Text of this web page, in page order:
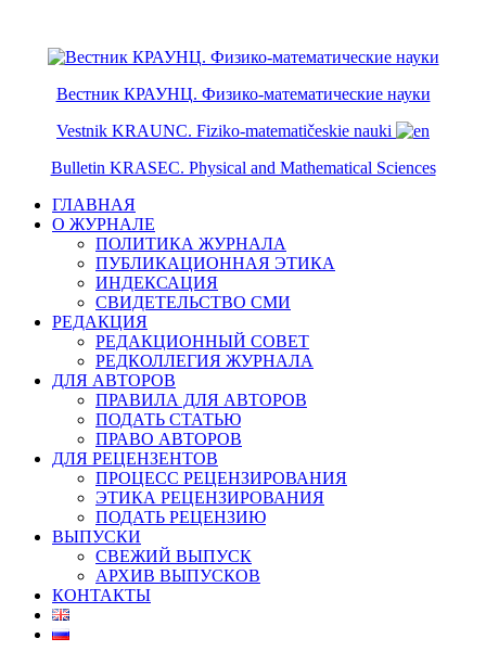
Вестник КРАУНЦ. Физико-математические науки
Vestnik KRAUNC. Fiziko-matematičeskie nauki
Bulletin KRASEC. Physical and Mathematical Sciences
ГЛАВНАЯ
О ЖУРНАЛЕ
ПОЛИТИКА ЖУРНАЛА
ПУБЛИКАЦИОННАЯ ЭТИКА
ИНДЕКСАЦИЯ
СВИДЕТЕЛЬСТВО СМИ
РЕДАКЦИЯ
РЕДАКЦИОННЫЙ СОВЕТ
РЕДКОЛЛЕГИЯ ЖУРНАЛА
ДЛЯ АВТОРОВ
ПРАВИЛА ДЛЯ АВТОРОВ
ПОДАТЬ СТАТЬЮ
ПРАВО АВТОРОВ
ДЛЯ РЕЦЕНЗЕНТОВ
ПРОЦЕСС РЕЦЕНЗИРОВАНИЯ
ЭТИКА РЕЦЕНЗИРОВАНИЯ
ПОДАТЬ РЕЦЕНЗИЮ
ВЫПУСКИ
СВЕЖИЙ ВЫПУСК
АРХИВ ВЫПУСКОВ
КОНТАКТЫ